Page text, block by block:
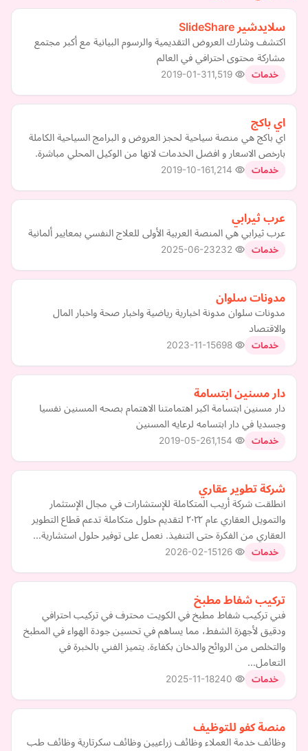
سلايدشير SlideShare
اكتشف وشارك العروض التقديمية والرسوم البيانية مع أكبر مجتمع
مشاركة محتوى احترافي في العالم
خدمات 2019-01-31
اي باكج
اي باكج هي منصة سياحية لحجز العروض و البرامج السياحية الكاملة
بارخص الاسعار و افضل الخدمات لانها من الوكيل المحلي مباشرة.
خدمات 2019-10-16
عرب ثيرابي
عرب ثيرابي هي المنصة العربية الأولى للعلاج النفسي بمعايير ألمانية
خدمات 2025-06-23
مدونات سلوان
مدونات سلوان مدونة اخبارية رياضية واخبار صحة واخبار المال
والاقتصاد
خدمات 2023-11-15
دار مسنين ابتسامة
دار مسنين ابتسامة اكبر اهتمامتنا الاهتمام بصحه المسنين نفسيا
وجسديا في دار ابتسامه لرعايه المسنين
خدمات 2019-05-26
شركة تطوير عقاري
انطلقت شركة أريب المتكاملة للإستشارات في مجال الإستثمار
والتمويل العقاري عام ٢٠٢٢ لتقديم حلول متكاملة تدعم قطاع التطوير
العقاري من الفكرة حتى التنفيذ. نعمل على توفير حلول استشارية…
خدمات 2026-02-15
تركيب شفاط مطبخ
فني تركيب شفاط مطبخ في الكويت محترف في تركيب احترافي
ودقيق لأجهزة الشفط، مما يساهم في تحسين جودة الهواء في المطبخ
والتخلص من الروائح والدخان بكفاءة. يتميز الفني بالخبرة في
التعامل…
خدمات 2025-11-18
منصة كفو للتوظيف
وظائف خدمة العملاء وظائف زراعيين وظائف سكرتارية وظائف طب